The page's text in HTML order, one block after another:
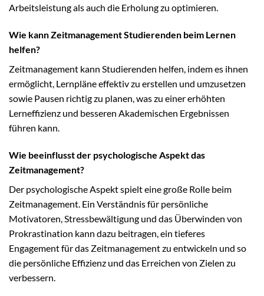
Arbeitsleistung als auch die Erholung zu optimieren.
Wie kann Zeitmanagement Studierenden beim Lernen
helfen?
Zeitmanagement kann Studierenden helfen, indem es ihnen
ermöglicht, Lernpläne effektiv zu erstellen und umzusetzen
sowie Pausen richtig zu planen, was zu einer erhöhten
Lerneffizienz und besseren Akademischen Ergebnissen
führen kann.
Wie beeinflusst der psychologische Aspekt das
Zeitmanagement?
Der psychologische Aspekt spielt eine große Rolle beim
Zeitmanagement. Ein Verständnis für persönliche
Motivatoren, Stressbewältigung und das Überwinden von
Prokrastination kann dazu beitragen, ein tieferes
Engagement für das Zeitmanagement zu entwickeln und so
die persönliche Effizienz und das Erreichen von Zielen zu
verbessern.